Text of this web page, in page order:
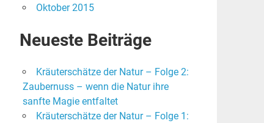
Oktober 2015
Neueste Beiträge
Kräuterschätze der Natur – Folge 2:
Zaubernuss – wenn die Natur ihre
sanfte Magie entfaltet
Kräuterschätze der Natur – Folge 1: